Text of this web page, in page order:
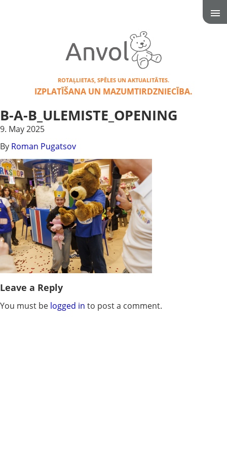
ROTAĻLIETAS, SPĒLES UN AKTUALITĀTES.
IZPLATĪŠANA UN MAZUMTIRDZNIECĪBA.
B-A-B_ULEMISTE_OPENING
9. May 2025
By Roman Pugatsov
Leave a Reply
You must be logged in to post a comment.